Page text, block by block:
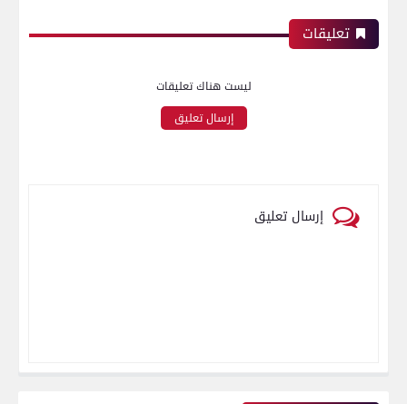
تعليقات
ليست هناك تعليقات
إرسال تعليق
إرسال تعليق